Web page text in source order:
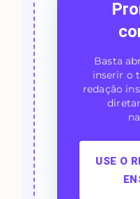
Basta
inserir o
redação
USE O